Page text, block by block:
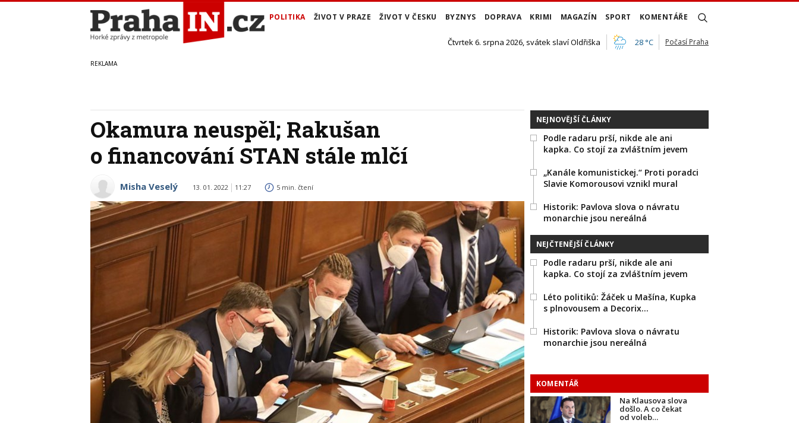
POLITIKA ŽIVOT V PRAZE ŽIVOT V ČESKU BYZNYS DOPRAVA KRIMI MAGAZÍN SPORT KOMENTÁŘE
Čtvrtek 6. srpna 2026, svátek slaví Oldřiška 28 °C Počasí Praha
Okamura neuspěl; Rakušan
o financování STAN stále mlčí
Misha Veselý 13. 01. 2022 11:27 5 min. čtení
NEJNOVĚJŠÍ ČLÁNKY
Podle radaru prší, nikde ale ani
kapka. Co stojí za zvláštním jevem
„Kanále komunistickej.“ Proti poradci
Slavie Komorousovi vznikl mural
Historik: Pavlova slova o návratu
monarchie jsou nereálná
NEJČTENĚJŠÍ ČLÁNKY
Podle radaru prší, nikde ale ani
kapka. Co stojí za zvláštním jevem
Léto politiků: Žáček u Mašína, Kupka
s plnovousem a Decorix…
Historik: Pavlova slova o návratu
monarchie jsou nereálná
KOMENTÁŘ
Na Klausova slova
došlo. A co čekat
od voleb…